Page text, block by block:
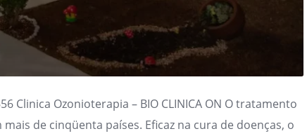
Clinica Ozonioterapia – BIO CLINICA ON O tratamento
de cinqüenta países. Eficaz na cura de doenças, o